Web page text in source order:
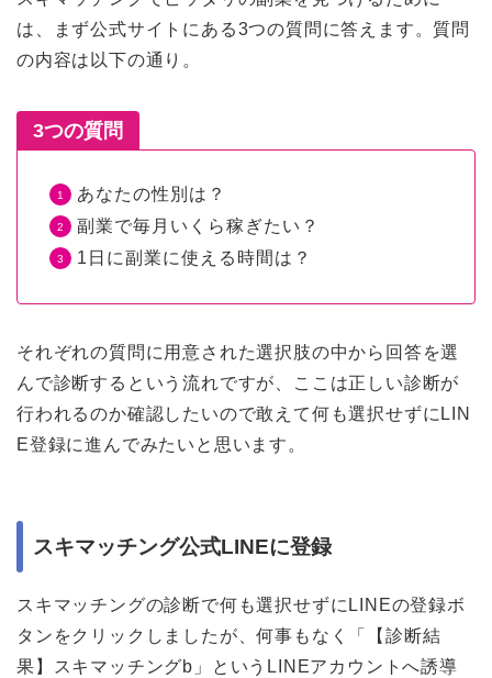
は、まず公式サイトにある3つの質問に答えます。質問
の内容は以下の通り。
3つの質問
あなたの性別は？
副業で毎月いくら稼ぎたい？
1日に副業に使える時間は？
それぞれの質問に用意された選択肢の中から回答を選
んで診断するという流れですが、ここは正しい診断が
行われるのか確認したいので敢えて何も選択せずにLIN
E登録に進んでみたいと思います。
スキマッチング公式LINEに登録
スキマッチングの診断で何も選択せずにLINEの登録ボ
タンをクリックしましたが、何事もなく「【診断結
果】スキマッチングb」というLINEアカウントへ誘導